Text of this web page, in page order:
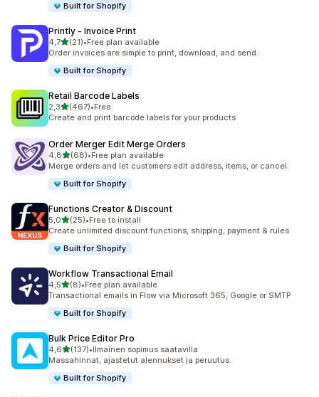
Built for Shopify
Printly ‑ Invoice Print
4,7/ 5 tähteä
(21)
21 arvostelua yhteensä
•Free plan available
Order invoices are simple to print, download, and send.
Built for Shopify
Retail Barcode Labels
2,3/ 5 tähteä
(467)
467 arvostelua yhteensä
•Free
Create and print barcode labels for your products
Order Merger Edit Merge Orders
4,8/ 5 tähteä
(68)
68 arvostelua yhteensä
•Free plan available
Merge orders and let customers edit address, items, or cancel.
Built for Shopify
Functions Creator & Discount
5,0/ 5 tähteä
(25)
25 arvostelua yhteensä
•Free to install
Create unlimited discount functions, shipping, payment & rules
Built for Shopify
Workflow Transactional Email
4,5/ 5 tähteä
(8)
8 arvostelua yhteensä
•Free plan available
Transactional emails in Flow via Microsoft 365, Google or SMTP
Built for Shopify
Bulk Price Editor Pro
4,6/ 5 tähteä
(137)
137 arvostelua yhteensä
•Ilmainen sopimus saatavilla
Massahinnat, ajastetut alennukset ja peruutus.
Built for Shopify